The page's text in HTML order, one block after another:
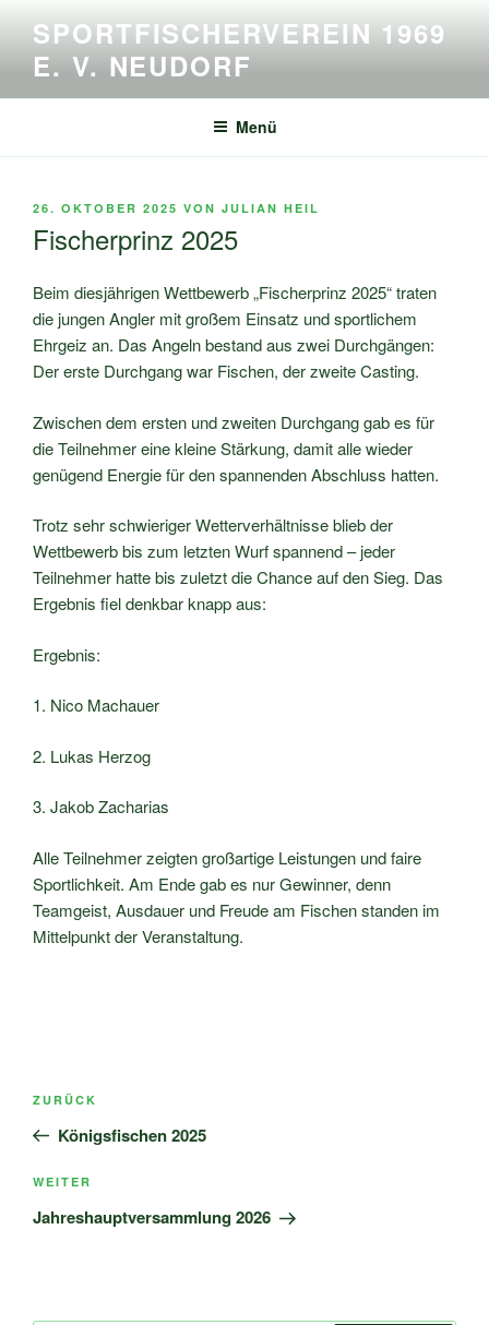
Inhalt
springen
SPORTFISCHERVEREIN 1969
E. V. NEUDORF
Menü
VERÖFFENTLICHT
26. OKTOBER 2025 VON JULIAN HEIL
Fischerprinz 2025
Beim diesjährigen Wettbewerb „Fischerprinz 2025“ traten
die jungen Angler mit großem Einsatz und sportlichem
Ehrgeiz an. Das Angeln bestand aus zwei Durchgängen:
Der erste Durchgang war Fischen, der zweite Casting.
Zwischen dem ersten und zweiten Durchgang gab es für
die Teilnehmer eine kleine Stärkung, damit alle wieder
genügend Energie für den spannenden Abschluss hatten.
Trotz sehr schwieriger Wetterverhältnisse blieb der
Wettbewerb bis zum letzten Wurf spannend – jeder
Teilnehmer hatte bis zuletzt die Chance auf den Sieg. Das
Ergebnis fiel denkbar knapp aus:
Ergebnis:
1. Nico Machauer
2. Lukas Herzog
3. Jakob Zacharias
Alle Teilnehmer zeigten großartige Leistungen und faire
Sportlichkeit. Am Ende gab es nur Gewinner, denn
Teamgeist, Ausdauer und Freude am Fischen standen im
Mittelpunkt der Veranstaltung.
Beitragsnavigation
Vorheriger
Beitrag
ZURÜCK
Königsfischen 2025
Nächster
Beitrag
WEITER
Jahreshauptversammlung 2026